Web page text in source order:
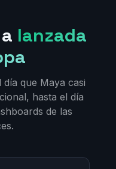
lanzada
que Maya casi
hasta el día
de las